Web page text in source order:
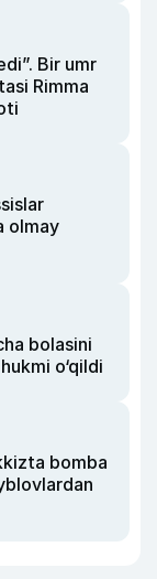
Bir umr
Rimma
olmay
bolasini
o‘qildi
bomba